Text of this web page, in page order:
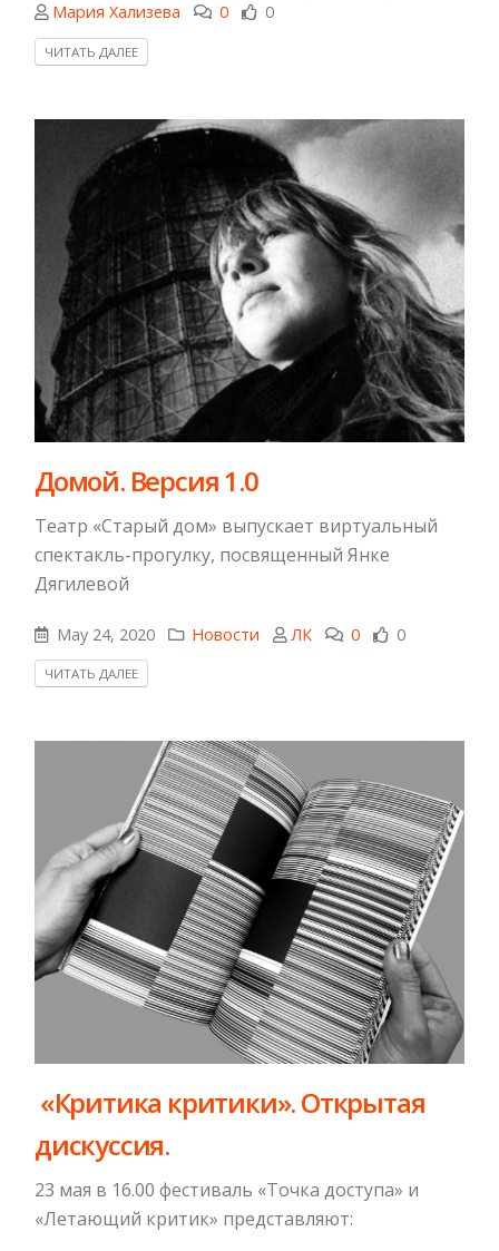
Мария Хализева
0 0
ЧИТАТЬ ДАЛЕЕ
Домой. Версия 1.0
Театр «Старый дом» выпускает виртуальный
спектакль-прогулку, посвященный Янке
Дягилевой
May 24, 2020 Новости ЛК 0 0
ЧИТАТЬ ДАЛЕЕ
​ «Критика критики». Открытая
дискуссия.
23 мая в 16.00 фестиваль «Точка доступа» и
«Летающий критик» представляют: